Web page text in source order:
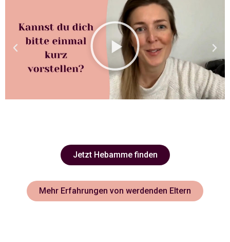
Jetzt Hebamme finden
Mehr Erfahrungen von werdenden Eltern